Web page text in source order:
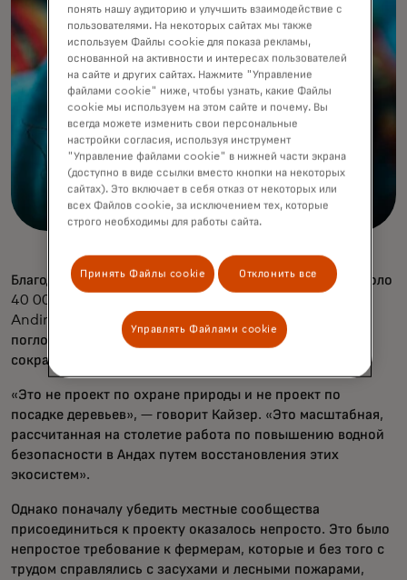
Благодаря своей работе, включающей 26 проектов, около
40 000 человек теперь участвуют в усилиях Acción
Andina по посадке местных деревьев, которые
поглощают дождь и ледниковую талую воду, помогая
сократить разрушительный цикл наводнений и засух.
«Это не проект по охране природы и не проект по
посадке деревьев», — говорит Кайзер. «Это масштабная,
рассчитанная на столетие работа по повышению водной
безопасности в Андах путем восстановления этих
экосистем».
Однако поначалу убедить местные сообщества
присоединиться к проекту оказалось непросто. Это было
непростое требование к фермерам, которые и без того с
трудом справлялись с засухами и лесными пожарами,
понять нашу аудиторию и улучшить взаимодействие с
пользователями. На некоторых сайтах мы также
используем Файлы cookie для показа рекламы,
основанной на активности и интересах пользователей
на сайте и других сайтах. Нажмите "Управление
файлами cookie" ниже, чтобы узнать, какие Файлы
cookie мы используем на этом сайте и почему. Вы
всегда можете изменить свои персональные
настройки согласия, используя инструмент
"Управление файлами cookie" в нижней части экрана
(доступно в виде ссылки вместо кнопки на некоторых
сайтах). Это включает в себя отказ от некоторых или
всех Файлов cookie, за исключением тех, которые
строго необходимы для работы сайта.
Принять Файлы cookie Отклонить все
Управлять Файлами cookie